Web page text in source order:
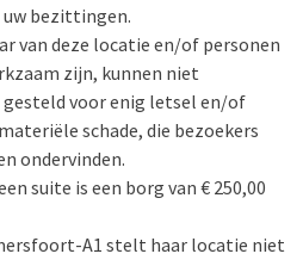
bezittingen.
van deze locatie en/of personen
zijn, kunnen niet
voor enig letsel en/of
schade, die bezoekers
ondervinden.
suite is een borg van € 250,00
A1 stelt haar locatie niet